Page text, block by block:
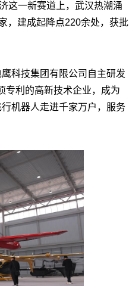
这一新赛道上，武汉热潮涌
，建成起降点220余处，获批
科技集团有限公司自主研发
专利的高新技术企业，成为
机器人走进千家万户，服务